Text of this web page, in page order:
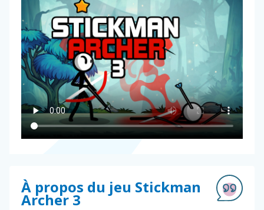
À propos du jeu Stickman
Archer 3